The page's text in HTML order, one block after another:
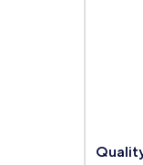
Quality